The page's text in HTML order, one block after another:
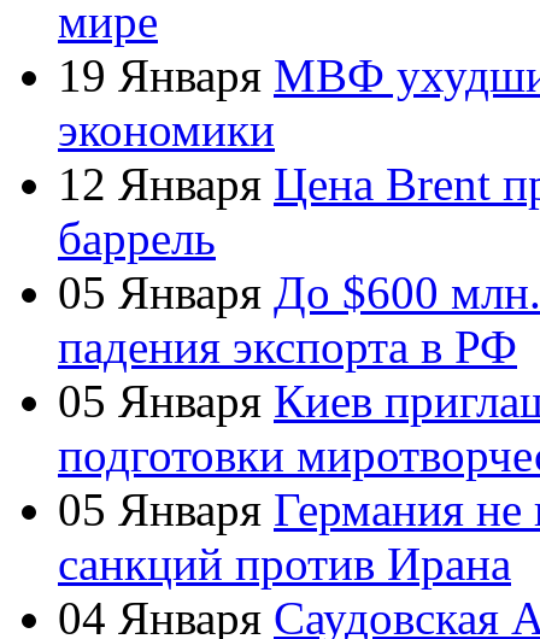
мире
19 Января МВФ
экономики
12 Января Цена Brent
баррель
05 Января До $600
падения экспорта в РФ
05 Января Киев
подготовки
05 Января Германия не
санкций против Ирана
04 Января Саудовская